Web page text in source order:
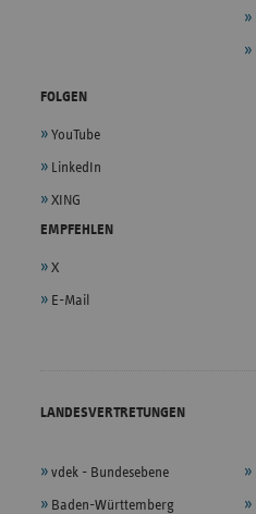
FOLGEN
YouTube
LinkedIn
XING
EMPFEHLEN
X
E-Mail
LANDESVERTRETUNGEN
vdek - Bundesebene
Baden-Württemberg